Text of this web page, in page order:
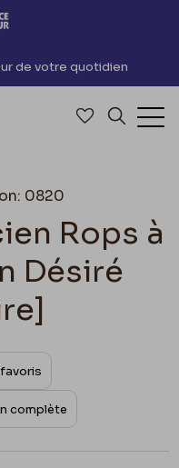
de votre quotidien
Accéder à
0820
Rops à
Désiré
complète